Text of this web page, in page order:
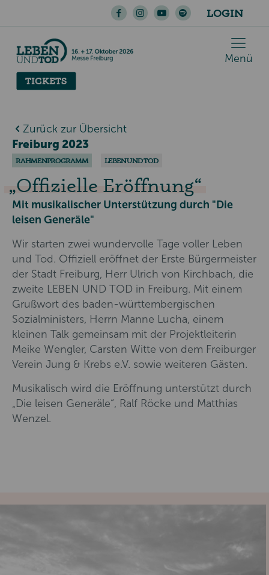
LOGIN
TICKETS
Menü
Zurück zur Übersicht
Freiburg 2023
RAHMENPROGRAMM LEBEN UND TOD
Offizielle Eröffnung
Mit musikalischer Unterstützung durch "Die
leisen Generäle"
Wir starten zwei wundervolle Tage voller Leben
und Tod. Offiziell eröffnet der Erste Bürgermeister
der Stadt Freiburg, Herr Ulrich von Kirchbach, die
zweite LEBEN UND TOD in Freiburg. Mit einem
Grußwort des baden-württembergischen
Sozialministers, Herrn Manne Lucha, einem
kleinen Talk gemeinsam mit der Projektleiterin
Meike Wengler, Carsten Witte von dem Freiburger
Verein Jung & Krebs e.V. sowie weiteren Gästen.
Musikalisch wird die Eröffnung unterstützt durch
„Die leisen Generäle“, Ralf Röcke und Matthias
Wenzel.